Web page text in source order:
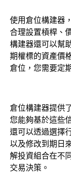
使用倉位構建器
合理設置槓桿、
構建器還可以幫
期權標的資產價
倉位，您需要定
倉位構建器提供
您能夠基於這些
還可以透過選擇
以及修改到期日
解投資組合在不
交易決策。